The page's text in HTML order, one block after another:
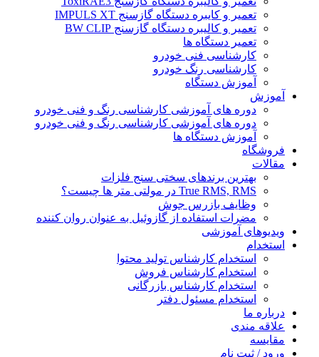
تعمیر و کایبره دستگاه گازسنج IMPULS XT
تعمیر و کالیبره دستگاه گازسنج BW CLIP
تعمیر دستگاه ها
کارشناسی فنی خودرو
کارشناسی رنگ خودرو
آموزش دستگاه
آموزش
دوره های آموزشی کارشناسی رنگ و فنی خودرو
دوره های آموزشی کارشناسی رنگ و فنی خودرو
آموزش دستگاه ها
فروشگاه
مقالات
بهترین برندهای سختی سنج فلزات
True RMS, RMS در مولتی متر ها چیست؟
وظایف بازرس جوش
مضرات استفاده از گازوئیل به عنوان روان کننده
ویدیوهای آموزشی
استخدام
استخدام کارشناس تولید محتوا
استخدام کارشناس فروش
استخدام کارشناس بازرگانی
استخدام مسئول دفتر
درباره ما
علاقه مندی
مقایسه
ورود / ثبت نام